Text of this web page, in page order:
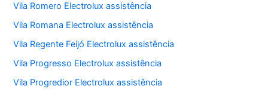
Vila Romero Electrolux assistência
Vila Romana Electrolux assistência
Vila Regente Feijó Electrolux assistência
Vila Progresso Electrolux assistência
Vila Progredior Electrolux assistência